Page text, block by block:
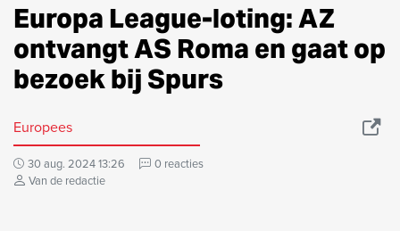
Europa League-loting: AZ
ontvangt AS Roma en gaat op
bezoek bij Spurs
Europees
30 aug. 2024 13:26
0 reacties
Van de redactie